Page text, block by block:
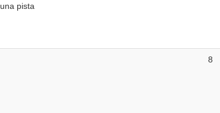
pista
8